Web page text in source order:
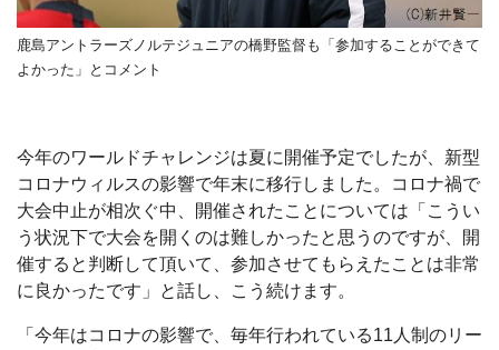
鹿島アントラーズノルテジュニアの橋野監督も「参加することができて
よかった」とコメント
今年のワールドチャレンジは夏に開催予定でしたが、新型
コロナウィルスの影響で年末に移行しました。コロナ禍で
大会中止が相次ぐ中、開催されたことについては「こうい
う状況下で大会を開くのは難しかったと思うのですが、開
催すると判断して頂いて、参加させてもらえたことは非常
に良かったです」と話し、こう続けます。
「今年はコロナの影響で、毎年行われている11人制のリー